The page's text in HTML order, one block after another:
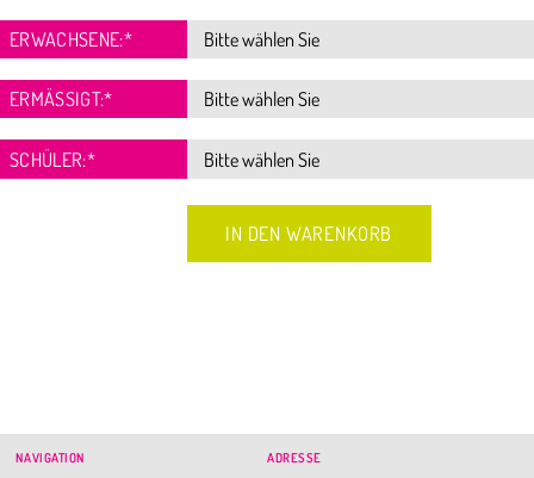
ERWACHSENE:*
ERMÄSSIGT:*
SCHÜLER:*
NAVIGATION
ADRESSE